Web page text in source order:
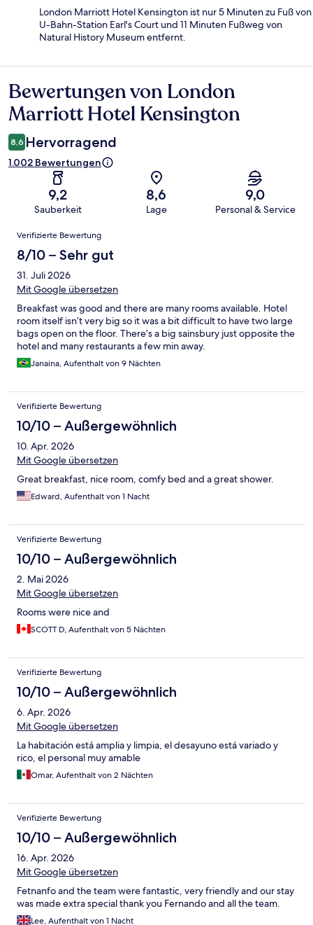
London Marriott Hotel Kensington ist nur 5 Minuten zu Fuß von
U-Bahn-Station Earl's Court und 11 Minuten Fußweg von
Natural History Museum entfernt.
Bewertungen
Bewertungen von London
Marriott Hotel Kensington
8,6 Hervorragend
1.002 Bewertungen
9,2
Sauberkeit
8,6
Lage
9,0
Personal & Service
Bewertungen
Verifizierte Bewertung
8/10 – Sehr gut
31. Juli 2026
Mit Google übersetzen
Breakfast was good and there are many rooms available. Hotel
room itself isn’t very big so it was a bit difficult to have two large
bags open on the floor. There’s a big sainsbury just opposite the
hotel and many restaurants a few min away.
Janaina, Aufenthalt von 9 Nächten
Verifizierte Bewertung
10/10 – Außergewöhnlich
10. Apr. 2026
Mit Google übersetzen
Great breakfast, nice room, comfy bed and a great shower.
Edward, Aufenthalt von 1 Nacht
Verifizierte Bewertung
10/10 – Außergewöhnlich
2. Mai 2026
Mit Google übersetzen
Rooms were nice and
SCOTT D, Aufenthalt von 5 Nächten
Verifizierte Bewertung
10/10 – Außergewöhnlich
6. Apr. 2026
Mit Google übersetzen
La habitación está amplia y limpia, el desayuno está variado y
rico, el personal muy amable
Omar, Aufenthalt von 2 Nächten
Verifizierte Bewertung
10/10 – Außergewöhnlich
16. Apr. 2026
Mit Google übersetzen
Fetnanfo and the team were fantastic, very friendly and our stay
was made extra special thank you Fernando and all the team.
Lee, Aufenthalt von 1 Nacht